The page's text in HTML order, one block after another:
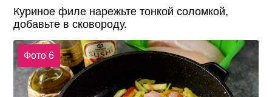
Куриное филе нарежьте тонкой соломкой,
добавьте в сковороду.
Фото 6